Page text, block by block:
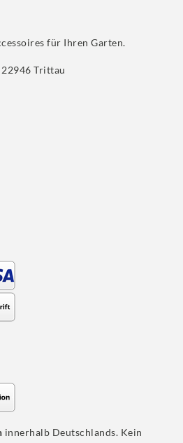
für Ihren Garten.
Trittau
innerhalb Deutschlands. Kein